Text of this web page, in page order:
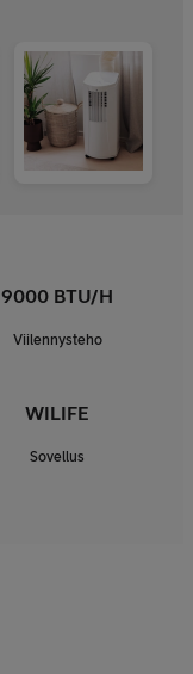
9000 BTU/H
Viilennysteho
WILIFE
Sovellus